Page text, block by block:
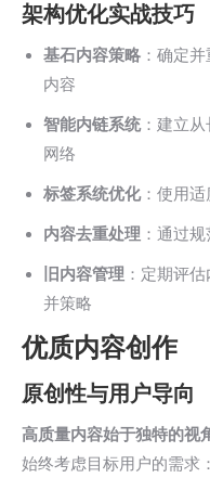
架构优化实战技巧
基石内容策略 ：确定
内容
智能内链系统：建立
网络
标签系统优化：使用适
内容去重处理 ：通过
旧内容管理 ：定期评
并策略
优质内容创作
原创性与用户导向
高质量内容始于独特的视
始终考虑目标用户的需求：